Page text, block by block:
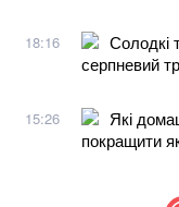
18:16
Солодкі
серпневий
15:26
Які
покращити